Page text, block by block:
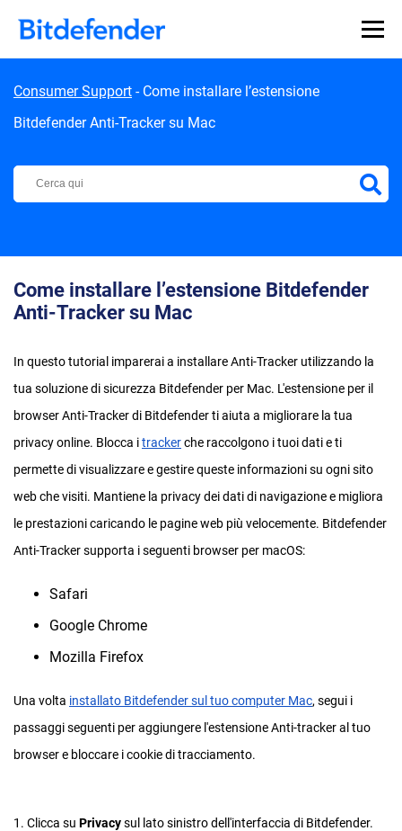
Consumer Support - Come installare l’estensione
Bitdefender Anti-Tracker su Mac
Centro di Supporto Bitdefender
Come installare l’estensione Bitdefender
Anti-Tracker su Mac
In questo tutorial imparerai a installare Anti-Tracker utilizzando la
tua soluzione di sicurezza Bitdefender per Mac. L'estensione per il
browser Anti-Tracker di Bitdefender ti aiuta a migliorare la tua
privacy online. Blocca itrackerche raccolgono i tuoi dati e ti
permette di visualizzare e gestire queste informazioni su ogni sito
web che visiti. Mantiene la privacy dei dati di navigazione e migliora
le prestazioni caricando le pagine web più velocemente. Bitdefender
Anti-Tracker supporta i seguenti browser per macOS:
Safari
Google Chrome
Mozilla Firefox
Una volta installato Bitdefender sul tuo computer Mac, segui i
passaggi seguenti per aggiungere l'estensione Anti-tracker al tuo
browser e bloccare i cookie di tracciamento.
1. Clicca su Privacysul lato sinistro dell'interfaccia di Bitdefender.